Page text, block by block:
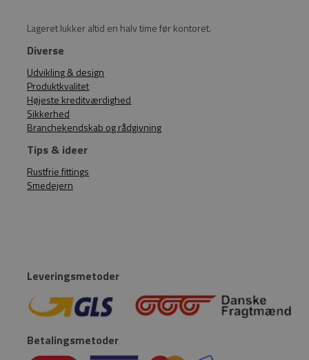
Lageret lukker altid en halv time før kontoret.
Diverse
Udvikling & design
Produktkvalitet
Højeste kreditværdighed
Sikkerhed
Branchekendskab og rådgivning
Tips & ideer
Rustfrie fittings
Smedejern
Leveringsmetoder
Betalingsmetoder